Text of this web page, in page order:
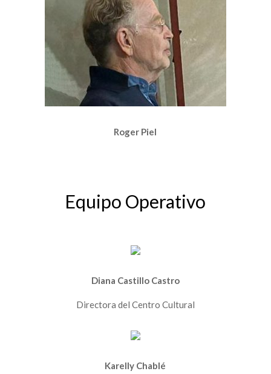
Roger Piel
Equipo Operativo
Diana Castillo Castro
Directora del Centro Cultural
Karelly Chablé